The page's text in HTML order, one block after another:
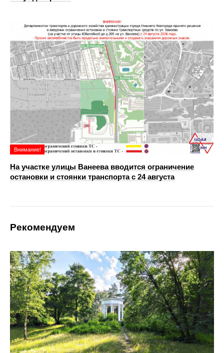
Внимание!
На участке улицы Ванеева вводится ограничение
остановки и стоянки транспорта с 24 августа
Рекомендуем